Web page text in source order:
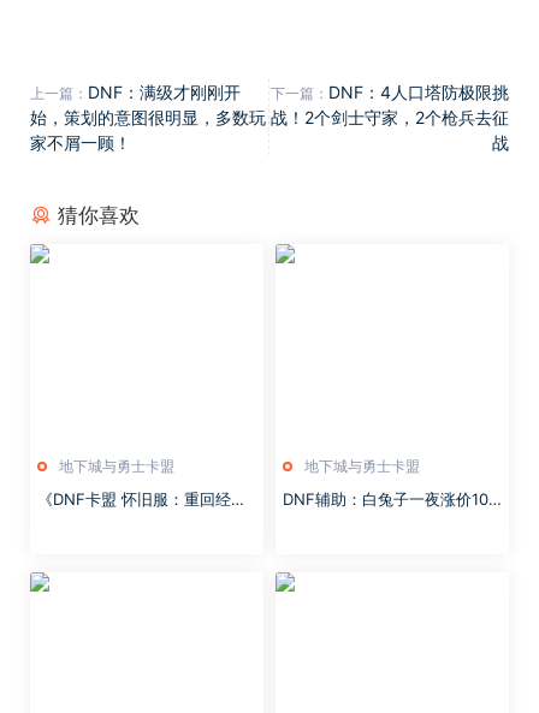
上一篇： DNF：满级才刚刚开
始，策划的意图很明显，多数玩
家不屑一顾！
下一篇： DNF：4人口塔防极限挑
战！2个剑士守家，2个枪兵去征
战
猜你喜欢
地下城与勇士卡盟
《DNF卡盟 怀旧服：重回经
地下城与勇士卡盟
DNF辅助：白兔子一夜涨价10